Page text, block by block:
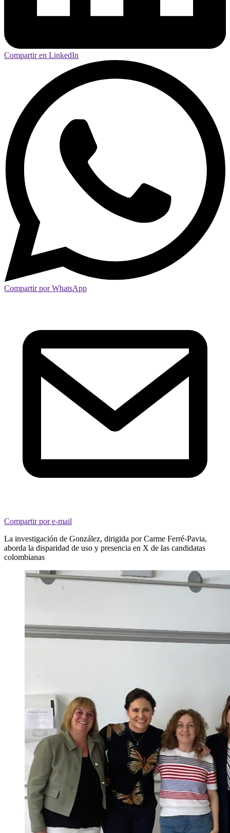
Compartir en LinkedIn
Compartir por WhatsApp
Compartir por e-mail
La investigación de González, dirigida por Carme Ferré-Pavia,
aborda la disparidad de uso y presencia en X de las candidatas
colombianas